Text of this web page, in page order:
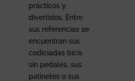
prácticos y
divertidos. Entre
sus referencias se
encuentran sus
codiciadas bicis
sin pedales, sus
patinetes o sus